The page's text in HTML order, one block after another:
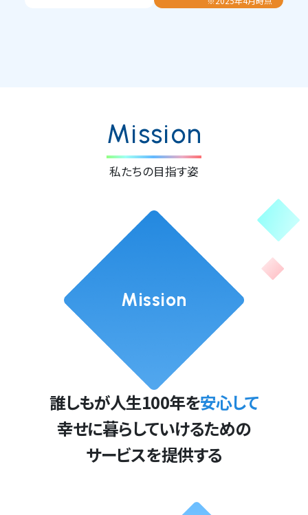
Mission
私たちの目指す姿
Mission
誰しもが人生100年を安心して
幸せに暮らしていけるための
サービスを提供する